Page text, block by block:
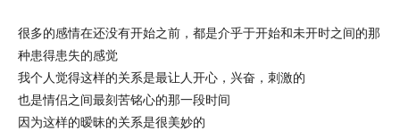
很多的感情在还没有开始之前，都是介乎于开始和未开时之间的那
种患得患失的感觉
我个人觉得这样的关系是最让人开心，兴奋，刺激的
也是情侣之间最刻苦铭心的那一段时间
因为这样的暧昧的关系是很美妙的